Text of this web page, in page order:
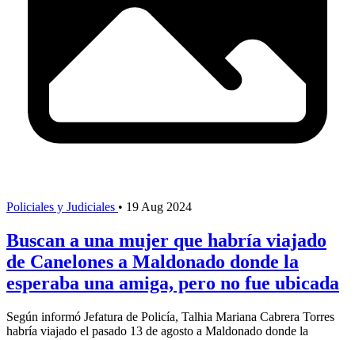
Policiales y Judiciales • 19 Aug 2024
Buscan a una mujer que habría viajado
de Canelones a Maldonado donde la
esperaba una amiga, pero no fue ubicada
Según informó Jefatura de Policía, Talhia Mariana Cabrera Torres
habría viajado el pasado 13 de agosto a Maldonado donde la